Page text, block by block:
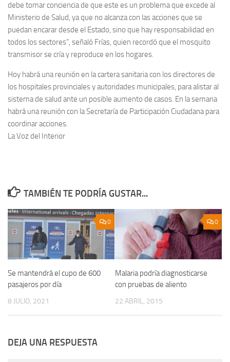
debe tomar conciencia de que este es un problema que excede al
Ministerio de Salud, ya que no alcanza con las acciones que se
puedan encarar desde el Estado, sino que hay responsabilidad en
todos los sectores”, señaló Frías, quien recordó que el mosquito
transmisor se cría y reproduce en los hogares.
Hoy habrá una reunión en la cartera sanitaria con los directores de
los hospitales provinciales y autoridades municipales, para alistar al
sistema de salud ante un posible aumento de casos. En la semana
habrá una reunión con la Secretaría de Participación Ciudadana para
coordinar acciones.
La Voz del Interior
TAMBIÉN TE PODRÍA GUSTAR...
0
Se mantendrá el cupo de 600
pasajeros por día
8 JULIO, 2021
0
Malaria podría diagnosticarse
con pruebas de aliento
22 ABRIL, 2015
DEJA UNA RESPUESTA